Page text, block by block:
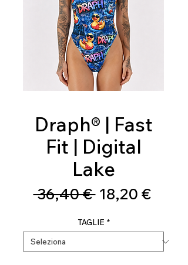
Draph® | Fast
Fit | Digital
Lake
36,40 € Prezzo
18,20 €Prezzo
TAGLIE *